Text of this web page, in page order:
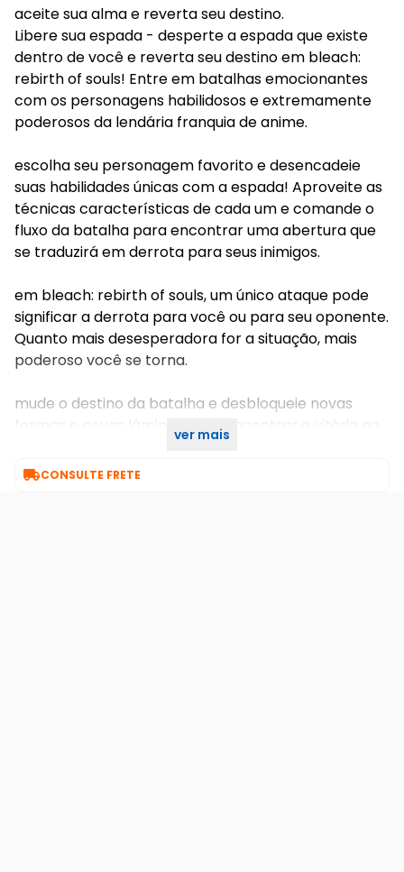
aceite sua alma e reverta seu destino.
Libere sua espada - desperte a espada que existe
dentro de você e reverta seu destino em bleach:
rebirth of souls! Entre em batalhas emocionantes
com os personagens habilidosos e extremamente
poderosos da lendária franquia de anime.
escolha seu personagem favorito e desencadeie
suas habilidades únicas com a espada! Aproveite as
técnicas características de cada um e comande o
fluxo da batalha para encontrar uma abertura que
se traduzirá em derrota para seus inimigos.
em bleach: rebirth of souls, um único ataque pode
significar a derrota para você ou para seu oponente.
Quanto mais desesperadora for a situação, mais
poderoso você se torna.
mude o destino da batalha e desbloqueie novas
formas e novas lâminas para encontrar a vitória no
ver mais
CONSULTE FRETE